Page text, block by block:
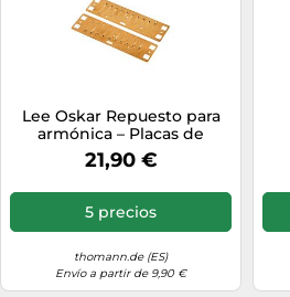
Lee Oskar Repuesto para
armónica – Placas de
lengüetas natural menor –
Fa mayor
21,90 €
5 precios
thomann.de (ES)
Envío a partir de 9,90 €